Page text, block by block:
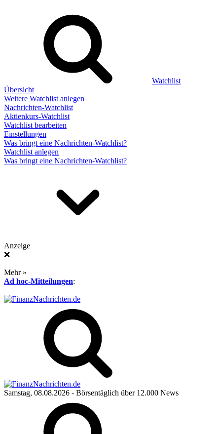
Watchlist
Übersicht
Weitere Watchlist anlegen
Nachrichten-Watchlist
Aktienkurs-Watchlist
Watchlist bearbeiten
Einstellungen
Was bringt eine Nachrichten-Watchlist?
Watchlist anlegen
Was bringt eine Nachrichten-Watchlist?
Anzeige
❌
Mehr »
Ad hoc-Mitteilungen:
Samstag, 08.08.2026 - Börsentäglich über 12.000 News